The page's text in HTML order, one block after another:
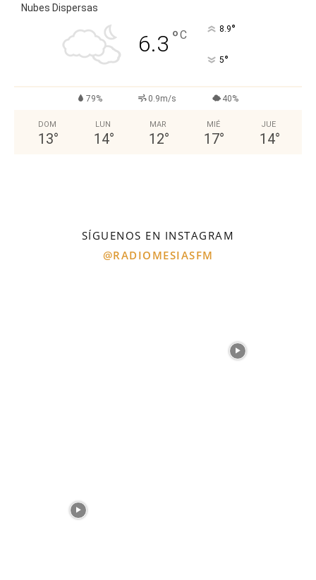
Nubes Dispersas
6.3 °C 8.9°
5°
79% 0.9m/s 40%
DOM
13°
LUN
14°
MAR
12°
MIÉ
17°
JUE
14°
SÍGUENOS EN INSTAGRAM
@RADIOMESIASFM